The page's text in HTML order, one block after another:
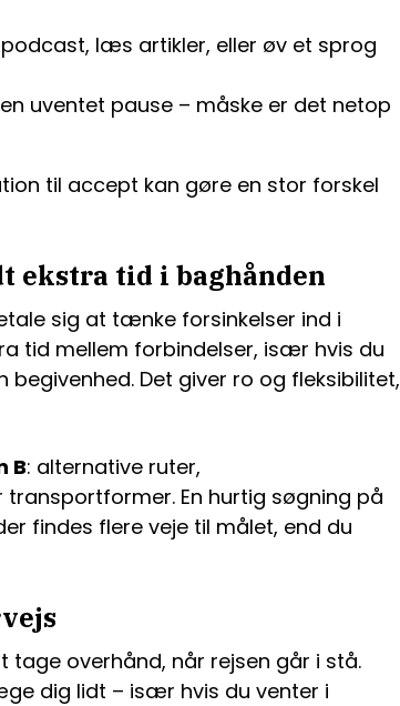
podcast, læs artikler, eller øv et sprog
uventet pause – måske er det netop
til accept kan gøre en stor forskel
ekstra tid i baghånden
sig at tænke forsinkelser ind i
tid mellem forbindelser, især hvis du
begivenhed. Det giver ro og fleksibilitet,
B: alternative ruter,
En hurtig søgning på
findes flere veje til målet, end du
overhånd, når rejsen går i stå.
dig lidt – især hvis du venter i